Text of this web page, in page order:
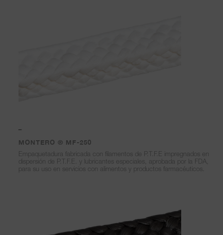
–
MONTERO ® MF-250
Empaquetadura fabricada con filamentos de P.T.F.E impregnados en
dispersión de P.T.F.E. y lubricantes especiales, aprobada por la FDA,
para su uso en servicios con alimentos y productos farmacéuticos.